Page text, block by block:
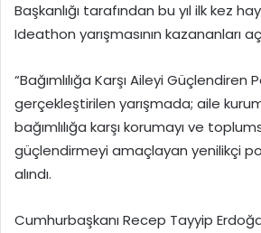
Başkanlığı tarafından bu yıl ilk kez
Ideathon yarışmasının kazananları
“Bağımlılığa Karşı Aileyi Güçlendiren
gerçekleştirilen yarışmada; aile
bağımlılığa karşı korumayı ve
güçlendirmeyi amaçlayan yenilikçi
alındı.
Cumhurbaşkanı Recep Tayyip